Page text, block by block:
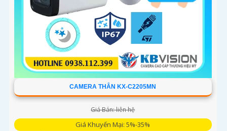
CAMERA THÂN KX-C2205MN
Giá Bán: liên hệ
Giá Khuyến Mại: 5%-35%